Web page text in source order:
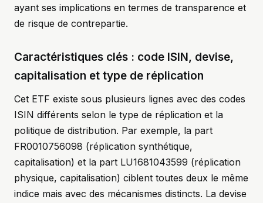
ayant ses implications en termes de transparence et
de risque de contrepartie.
Caractéristiques clés : code ISIN, devise,
capitalisation et type de réplication
Cet ETF existe sous plusieurs lignes avec des codes
ISIN différents selon le type de réplication et la
politique de distribution. Par exemple, la part
FR0010756098 (réplication synthétique,
capitalisation) et la part LU1681043599 (réplication
physique, capitalisation) ciblent toutes deux le même
indice mais avec des mécanismes distincts. La devise